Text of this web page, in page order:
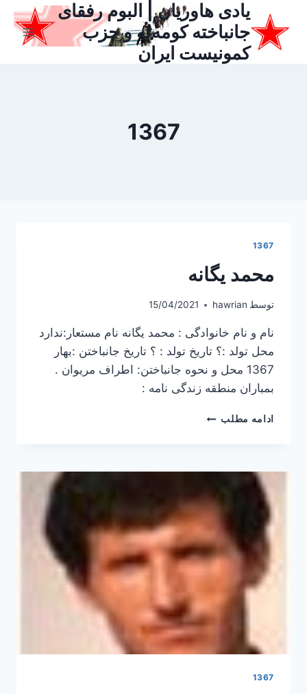
محتوا
یادی هاوریان | البوم رفقای
جانباخته کومه‌له و حزب
کمونیست ایران
1367
1367
محمد یگانه
توسط hawrian
15/04/2021
نام و نام خانوادگی : محمد یگانه نام مستعار:ندارد
محل تولد :؟ تاریخ تولد : ؟ تاریخ جانباختن :بهار
1367 محل و نحوه جانباختن: اطراف مریوان .
بمباران منطقه زندگی نامه :
ادامه مطلب محمد
1367